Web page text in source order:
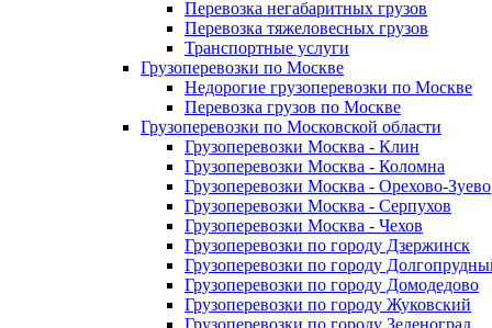
Перевозка негабаритных грузов
Перевозка тяжеловесных грузов
Транспортные услуги
Грузоперевозки по Москве
Недорогие грузоперевозки по Москве
Перевозка грузов по Москве
Грузоперевозки по Московской области
Грузоперевозки Москва - Клин
Грузоперевозки Москва - Коломна
Грузоперевозки Москва - Орехово-Зуево
Грузоперевозки Москва - Серпухов
Грузоперевозки Москва - Чехов
Грузоперевозки по городу Дзержинск
Грузоперевозки по городу
Грузоперевозки по городу Домодедово
Грузоперевозки по городу Жуковский
Грузоперевозки по городу Зеленоград